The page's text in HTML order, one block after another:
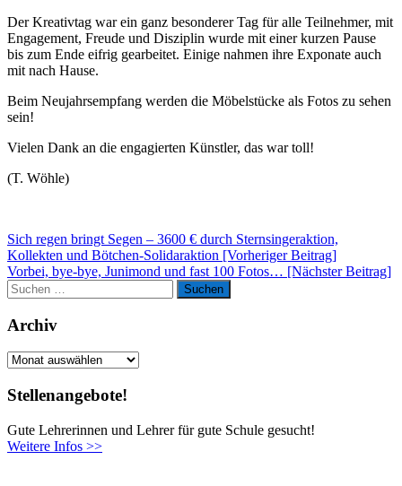
Der Kreativtag war ein ganz besonderer Tag für alle Teilnehmer, mit
Engagement, Freude und Disziplin wurde mit einer kurzen Pause
bis zum Ende eifrig gearbeitet. Einige nahmen ihre Exponate auch
mit nach Hause.
Beim Neujahrsempfang werden die Möbelstücke als Fotos zu sehen
sein!
Vielen Dank an die engagierten Künstler, das war toll!
(T. Wöhle)
Beitragsnavigation
Sich regen bringt Segen – 3600 € durch Sternsingeraktion,
Kollekten und Bötchen-Solidaraktion [Vorheriger Beitrag]
Vorbei, bye-bye, Junimond und fast 100 Fotos… [Nächster Beitrag]
Suchen
nach:
Suchen
Archiv
Archiv
Stellenangebote!
Gute Lehrerinnen und Lehrer für gute Schule gesucht!
Weitere Infos >>